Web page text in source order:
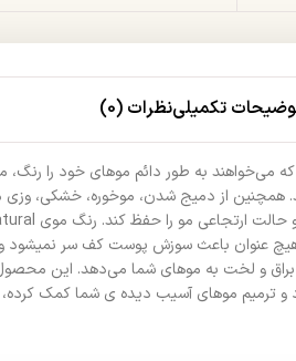
تکمیلینظرات (0)
به طور دائم موهای خود را
از دمیج شدن، موخوره، خشکی، وزی
عنوان باعث سوزش پوست کف سر نمیشود
براق و لخت به موهای شما می‌دهد. این
ترمیم موهای آسیب دیده ی شما کمک